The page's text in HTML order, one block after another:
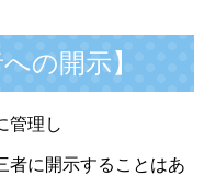
の開示】
管理し
者に開示することはあ